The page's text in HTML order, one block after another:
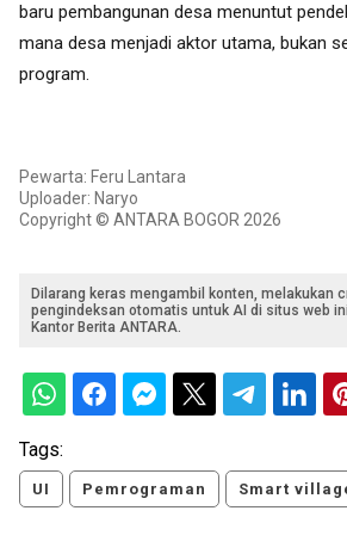
baru pembangunan desa menuntut
mana desa menjadi aktor utama, bukan
program.
Pewarta: Feru Lantara
Uploader: Naryo
Copyright © ANTARA BOGOR 2026
Dilarang keras mengambil konten, melakukan
pengindeksan otomatis untuk AI di situs web
Kantor Berita ANTARA.
Tags:
UI Pemrograman Smart